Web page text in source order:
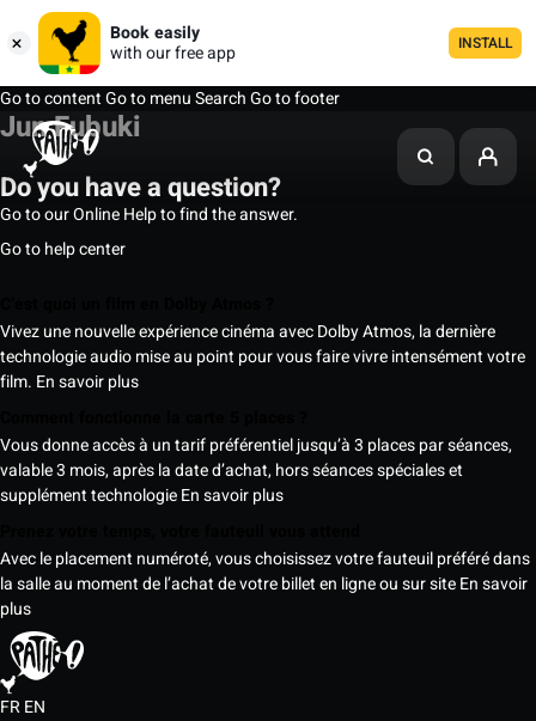
Book easily
with our free app
INSTALL
Go to contentGo to menuSearchGo to footer
Jun Fubuki
Do you have a question?
Go to our Online Help to find the answer.
Go to help center
Vivez une nouvelle expérience cinéma avec Dolby Atmos, la dernière
technologie audio mise au point pour vous faire vivre intensément votre
film. En savoir plus
Vous donne accès à un tarif préférentiel jusqu’à 3 places par séances,
valable 3 mois, après la date d’achat, hors séances spéciales et
supplément technologieEn savoir plus
Avec le placement numéroté, vous choisissez votre fauteuil préféré dans
la salle au moment de l’achat de votre billet en ligne ou sur siteEn savoir
plus
FREN